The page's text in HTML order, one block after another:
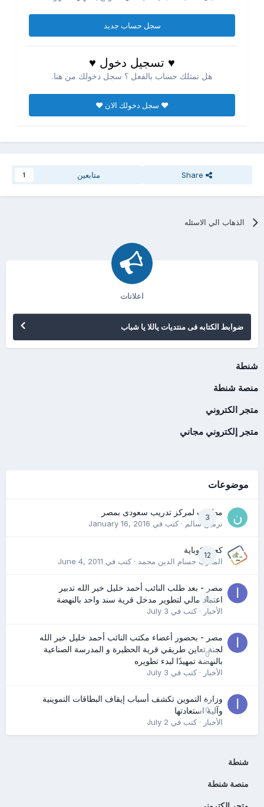
سجل حساب جديد
♥ تسجيل دخول ♥
هل تمتلك حساب بالفعل ؟ سجل دخولك من هنا.
♥ سجل دخولك الان ♥
Share متابعين
الذهاب الي الاسئله
اعلانات
ضوابط الكتابه فى منتديات ياللا يا شباب
شنطة
منصة شنطة
متجر الكتروني
متجر إلكتروني مجاني
موضوعات
3
مطلوب لمركز تدريب سعودى بمصر
نرمين سالم· كتب في January 16, 2016
12
كعب كوباية
المدرب حسام الدين محمد· كتب في June 4, 2011
0
مصر - بعد طلب النائب أحمد خليل خير الله تدبير
اعتماد مالي لتطوير مدخل قرية سند واحد بالنهضة
الأخبار· كتب في July 3
0
مصر - بحضور أعضاء مكتب النائب أحمد خليل خير الله
لجنة تعاين طريقي قرية الحظيرة و المدرسة الصناعية
بالنهضة تمهيدًا لبدء تطويره
الأخبار· كتب في July 3
0
وزارة التموين تكشف أسباب إيقاف البطاقات التموينية
وآلية استعادتها
الأخبار· كتب في July 2
شنطة
منصة شنطة